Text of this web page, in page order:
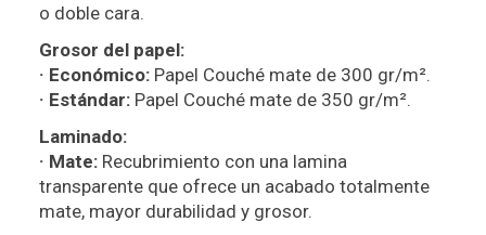
o doble cara.
Grosor del papel:
· Económico: Papel Couché mate de 300 gr/m².
· Estándar: Papel Couché mate de 350 gr/m².
Laminado:
· Mate: Recubrimiento con una lamina
transparente que ofrece un acabado totalmente
mate, mayor durabilidad y grosor.